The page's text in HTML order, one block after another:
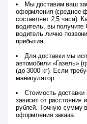
Мы доставим ваш
оформления (среднее
составляет 2,5 часа).
водитель, вы
водитель лично
прибытия.
Для доставки мы
автомобили «Газель»
(до 3000 кг). Если
манипулятор.
Стоимость
зависит от расстояния
рублей. Точную сумму
оформления заказа.